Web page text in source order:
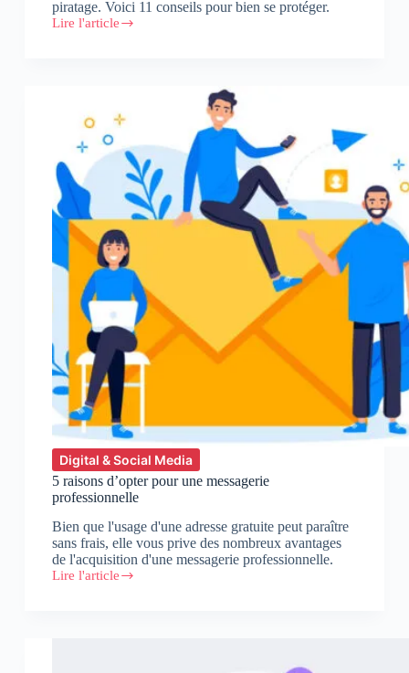
piratage. Voici 11 conseils pour bien se protéger.
Lire l'article
Comment
Digital & Social Media
5 raisons d’opter pour une messagerie
professionnelle
Bien que l'usage d'une adresse gratuite peut paraître
sans frais, elle vous prive des nombreux avantages
de l'acquisition d'une messagerie professionnelle.
Lire l'article
5